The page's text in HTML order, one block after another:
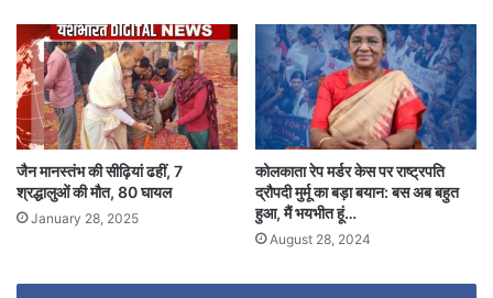
जैन मानस्तंभ की सीढ़ियां ढहीं, 7
श्रद्धालुओं की मौत, 80 घायल
January 28, 2025
कोलकाता रेप मर्डर केस पर राष्ट्रपति
द्रौपदी मुर्मू का बड़ा बयान: बस अब बहुत
हुआ, मैं भयभीत हूं…
August 28, 2024